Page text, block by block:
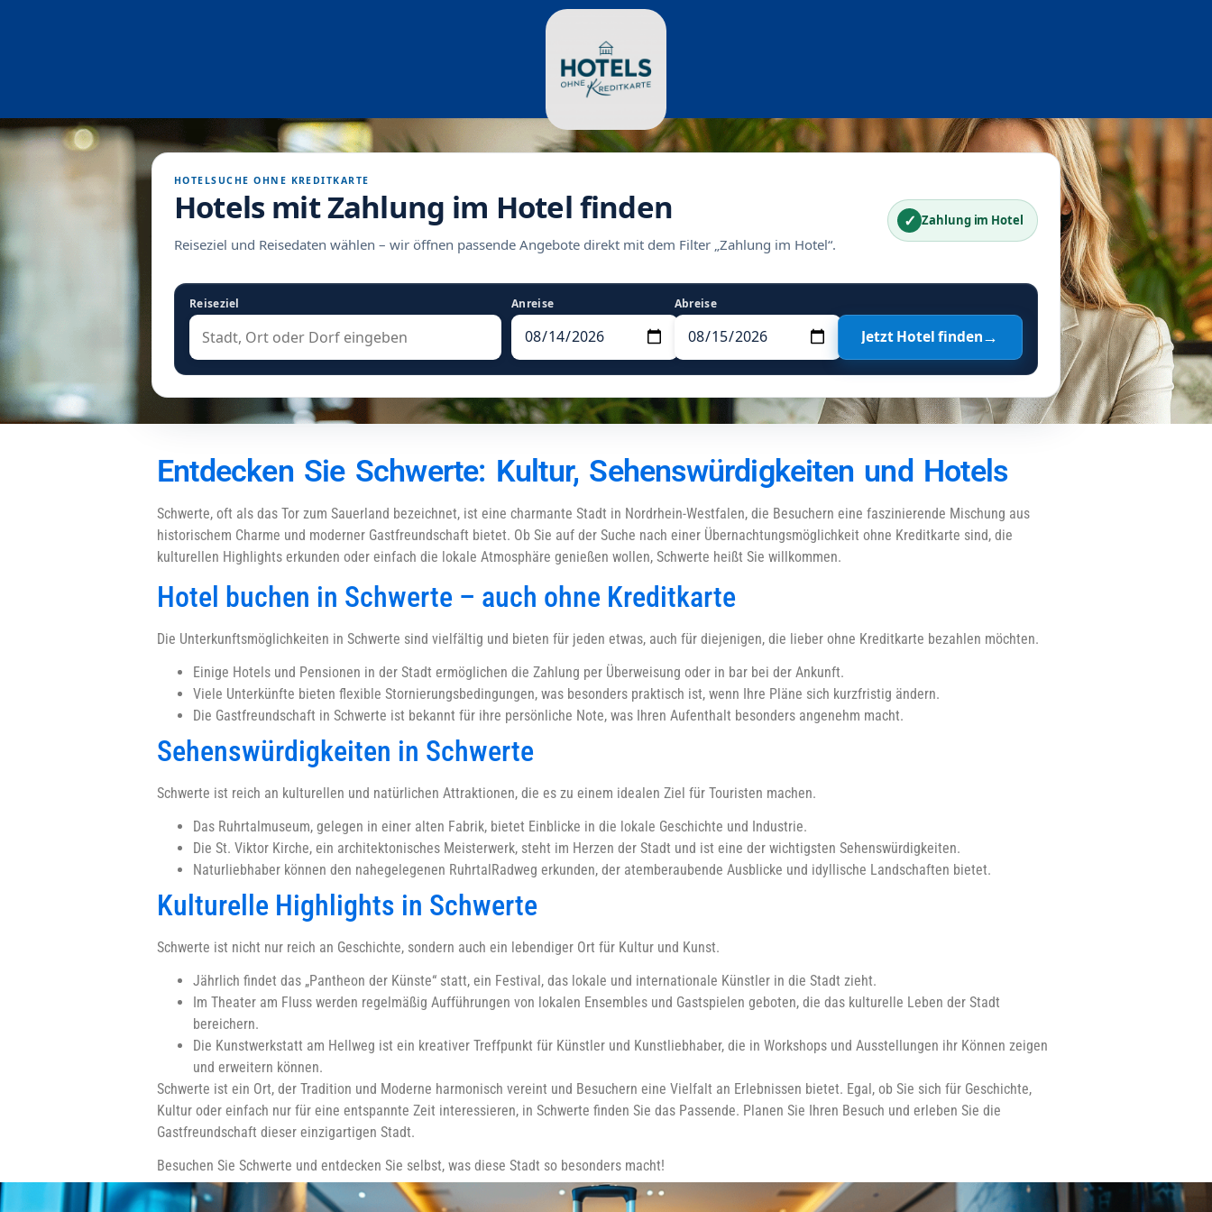
HOTELSUCHE OHNE KREDITKARTE
Hotels mit Zahlung im Hotel finden
Reiseziel und Reisedaten wählen – wir öffnen passende Angebote direkt mit dem Filter „Zahlung im Hotel“.
✓ Zahlung im Hotel
Reiseziel Anreise Abreise
Jetzt Hotel finden→
Entdecken Sie Schwerte: Kultur, Sehenswürdigkeiten und Hotels
Schwerte, oft als das Tor zum Sauerland bezeichnet, ist eine charmante Stadt in Nordrhein-Westfalen, die Besuchern eine faszinierende Mischung aus
historischem Charme und moderner Gastfreundschaft bietet. Ob Sie auf der Suche nach einer Übernachtungsmöglichkeit ohne Kreditkarte sind, die
kulturellen Highlights erkunden oder einfach die lokale Atmosphäre genießen wollen, Schwerte heißt Sie willkommen.
Hotel buchen in Schwerte – auch ohne Kreditkarte
Die Unterkunftsmöglichkeiten in Schwerte sind vielfältig und bieten für jeden etwas, auch für diejenigen, die lieber ohne Kreditkarte bezahlen möchten.
Einige Hotels und Pensionen in der Stadt ermöglichen die Zahlung per Überweisung oder in bar bei der Ankunft.
Viele Unterkünfte bieten flexible Stornierungsbedingungen, was besonders praktisch ist, wenn Ihre Pläne sich kurzfristig ändern.
Die Gastfreundschaft in Schwerte ist bekannt für ihre persönliche Note, was Ihren Aufenthalt besonders angenehm macht.
Sehenswürdigkeiten in Schwerte
Schwerte ist reich an kulturellen und natürlichen Attraktionen, die es zu einem idealen Ziel für Touristen machen.
Das Ruhrtalmuseum, gelegen in einer alten Fabrik, bietet Einblicke in die lokale Geschichte und Industrie.
Die St. Viktor Kirche, ein architektonisches Meisterwerk, steht im Herzen der Stadt und ist eine der wichtigsten Sehenswürdigkeiten.
Naturliebhaber können den nahegelegenen RuhrtalRadweg erkunden, der atemberaubende Ausblicke und idyllische Landschaften bietet.
Kulturelle Highlights in Schwerte
Schwerte ist nicht nur reich an Geschichte, sondern auch ein lebendiger Ort für Kultur und Kunst.
Jährlich findet das „Pantheon der Künste“ statt, ein Festival, das lokale und internationale Künstler in die Stadt zieht.
Im Theater am Fluss werden regelmäßig Aufführungen von lokalen Ensembles und Gastspielen geboten, die das kulturelle Leben der Stadt
bereichern.
Die Kunstwerkstatt am Hellweg ist ein kreativer Treffpunkt für Künstler und Kunstliebhaber, die in Workshops und Ausstellungen ihr Können zeigen
und erweitern können.
Schwerte ist ein Ort, der Tradition und Moderne harmonisch vereint und Besuchern eine Vielfalt an Erlebnissen bietet. Egal, ob Sie sich für Geschichte,
Kultur oder einfach nur für eine entspannte Zeit interessieren, in Schwerte finden Sie das Passende. Planen Sie Ihren Besuch und erleben Sie die
Gastfreundschaft dieser einzigartigen Stadt.
Besuchen Sie Schwerte und entdecken Sie selbst, was diese Stadt so besonders macht!